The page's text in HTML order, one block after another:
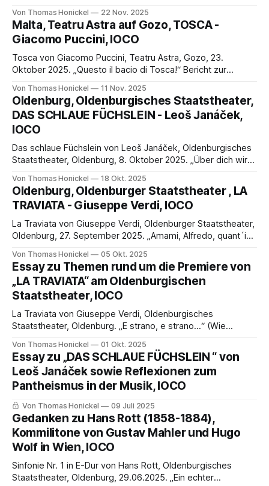
Honickel Prolog Massenets „Werther“ ist, auch wenn es
die jahreszeitliche, festtägliche Disposition vorgibt,
keinesfalls ein Winter-Weihnachtsopus, sondern das
Psychogramm einer jungen Frau, die zwischen zwei
Männern, zwischen zwei Lebenskonzepten, zwischen zwei
rivalisierenden Welten
Von Thomas Honickel 22 Nov. 2025
Malta, Teatru Astra auf Gozo, TOSCA -
Giacomo Puccini, IOCO
Tosca von Giacomo Puccini, Teatru Astra, Gozo, 23.
Oktober 2025. „Questo il bacio di Tosca!“ Bericht zur
auf Gozo (Malta) Wir besuchten die Premiere am 23.
Oktober 2025 von Thomas Honickel Über das Kuriosum
zweier Opernhäuser im Abstand weniger hundert
Von Thomas Honickel 11 Nov. 2025
Oldenburg, Oldenburgisches Staatstheater,
DAS SCHLAUE FÜCHSLEIN - Leoš Janáček,
IOCO
Das schlaue Füchslein von Leoš Janáček, Oldenburgisches
Staatstheater, Oldenburg, 8. Oktober 2025. „Über dich wird
Inszenierung von „Das schlaue Füchslein“ von Leoš Janáček
von Thomas Honickel Wir besuchten die Wiederaufnahme
der Produktion am 8. Oktober 2025, welche die fünfte
Vorstellung der Oper
Von Thomas Honickel 18 Okt. 2025
Oldenburg, Oldenburger Staatstheater , LA
TRAVIATA - Giuseppe Verdi, IOCO
La Traviata von Giuseppe Verdi, Oldenburger Staatstheater,
Oldenburg, 27. September 2025. „Amami, Alfredo, quant´io t
Gedanken zur Oldenburger Inszenierung von „La Traviata“
von Thomas Honickel Wir besuchten die vierte Vorstellung
nach der Premiere am 27. September 2025. REGIE Schon
vor
Von Thomas Honickel 05 Okt. 2025
Essay zu Themen rund um die Premiere von
„LA TRAVIATA“ am Oldenburgischen
Staatstheater, IOCO
La Traviata von Giuseppe Verdi, Oldenburgisches
Staatstheater, Oldenburg. „E strano, e strano…“ (Wie
Traviata“ am Oldenburgischen Staatstheater:
Untersuchungen zu den Opernkomponisten Wagner und
Verdi – „Traviata“ als frühes Werk des Verismo – Das Leben
der Kurtisanen im 19. Jahrhundert – Herausforderungen des
Von Thomas Honickel 01 Okt. 2025
Essay zu „DAS SCHLAUE FÜCHSLEIN “ von
Leoš Janáček sowie Reflexionen zum
Pantheismus in der Musik, IOCO
Von Thomas Honickel 09 Juli 2025
Gedanken zu Hans Rott (1858-1884),
Kommilitone von Gustav Mahler und Hugo
Wolf in Wien, IOCO
Sinfonie Nr. 1 in E-Dur von Hans Rott, Oldenburgisches
Staatstheater, Oldenburg, 29.06.2025. „Ein echter